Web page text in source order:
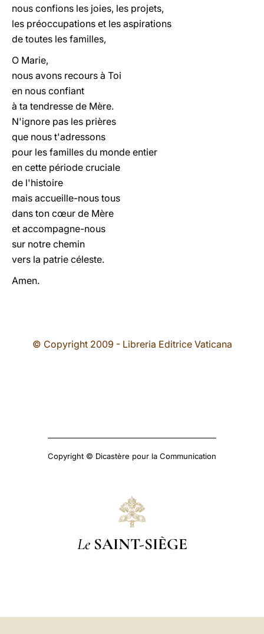
nous confions les joies, les projets,
les préoccupations et les aspirations
de toutes les familles,
O Marie,
nous avons recours à Toi
en nous confiant
à ta tendresse de Mère.
N'ignore pas les prières
que nous t'adressons
pour les familles du monde entier
en cette période cruciale
de l'histoire
mais accueille-nous tous
dans ton cœur de Mère
et accompagne-nous
sur notre chemin
vers la patrie céleste.
Amen.
© Copyright 2009 - Libreria Editrice Vaticana
Copyright © Dicastère pour la Communication
Le SAINT-SIÈGE